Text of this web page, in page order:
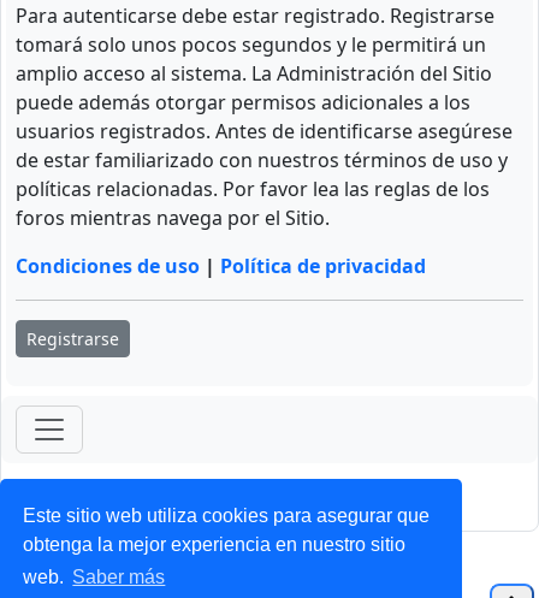
Este sitio web utiliza cookies para asegurar que
obtenga la mejor experiencia en nuestro sitio
web. Saber más
Para autenticarse debe estar registrado. Registrarse
tomará solo unos pocos segundos y le permitirá un
amplio acceso al sistema. La Administración del Sitio
puede además otorgar permisos adicionales a los
usuarios registrados. Antes de identificarse asegúrese
de estar familiarizado con nuestros términos de uso y
políticas relacionadas. Por favor lea las reglas de los
foros mientras navega por el Sitio.
Condiciones de uso | Política de privacidad
Registrarse
ForoClub 2025
Privacidad| Condiciones